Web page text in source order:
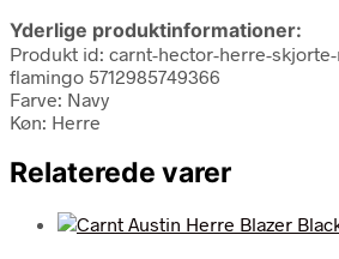
Yderlige produktinformationer:
Produkt id: carnt-hector-herre-
flamingo 5712985749366
Farve: Navy
Køn: Herre
Relaterede varer